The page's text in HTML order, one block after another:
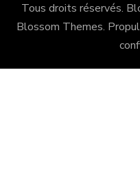
Tous droits réservés.
Blossom Themes.